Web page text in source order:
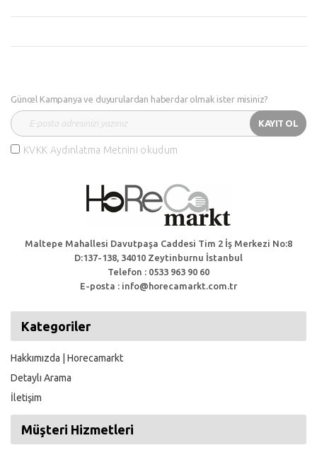
Güncel Kampanya ve duyurulardan haberdar olmak ister misiniz?
KAYIT OL
KVKK Aydınlatma Metnini okudum
Maltepe Mahallesi Davutpaşa Caddesi Tim 2 İş Merkezi No:8
D:137-138, 34010 Zeytinburnu İstanbul
Telefon : 0533 963 90 60
E-posta : info@horecamarkt.com.tr
Kategoriler
Hakkımızda | Horecamarkt
Detaylı Arama
İletişim
Müşteri Hizmetleri